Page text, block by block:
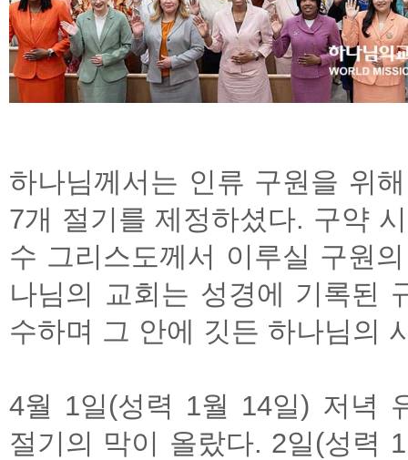
하나님께서는 인류 구원을 위
7개 절기를 제정하셨다. 구약
수 그리스도께서 이루실 구원
나님의 교회는 성경에 기록된
수하며 그 안에 깃든 하나님의
4월 1일(성력 1월 14일) 저녁
절기의 막이 올랐다. 2일(성력